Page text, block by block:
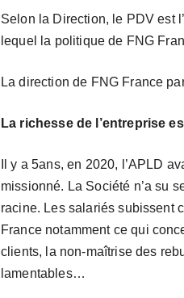
Selon la Direction, le PDV est
lequel la politique de FNG
La direction de FNG France
La richesse de l’entreprise
Il y a 5ans, en 2020, l’APLD
missionné. La Société n’a su
racine. Les salariés subissent
France notamment ce qui
clients, la non-maîtrise des
lamentables…